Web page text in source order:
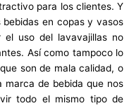
para los clientes. Y
en copas y vasos
el uso del lavavajillas no
Así como tampoco lo
son de mala calidad, o
marca de bebida que nos
todo el mismo tipo de